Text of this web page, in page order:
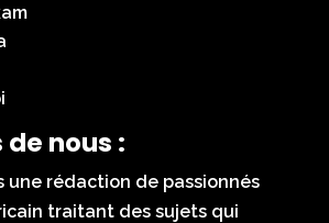
nous :
une rédaction de passionnés
traitant des sujets qui